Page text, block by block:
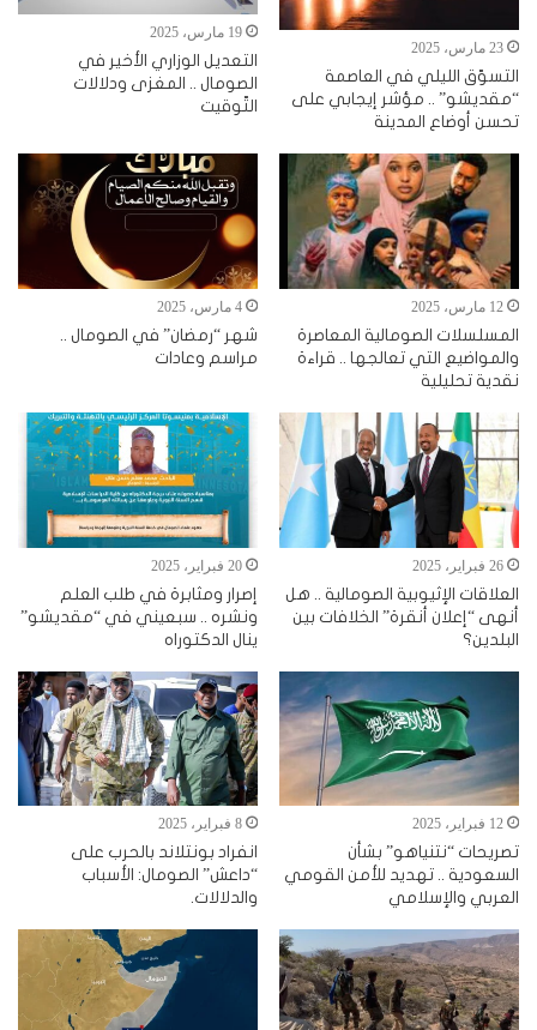
23 مارس، 2025
التسوّق الليلي في العاصمة
“مقديشو” .. مؤشر إيجابي على
تحسن أوضاع المدينة
19 مارس، 2025
التعديل الوزاري الأخير في
الصومال .. المغزى ودلالات
التّوقيت
12 مارس، 2025
المسلسلات الصومالية المعاصرة
والمواضيع التي تعالجها .. قراءة
نقدية تحليلية
4 مارس، 2025
شهر “رمضان” في الصومال ..
مراسم وعادات
26 فبراير، 2025
العلاقات الإثيوبية الصومالية .. هل
أنهى “إعلان أنقرة” الخلافات بين
البلدين؟
20 فبراير، 2025
إصرار ومثابرة في طلب العلم
ونشره .. سبعيني في “مقديشو”
ينال الدكتوراه
12 فبراير، 2025
تصريحات “نتنياهو” بشأن
السعودية .. تهديد للأمن القومي
العربي والإسلامي
8 فبراير، 2025
انفراد بونتلاند بالحرب على
“داعش” الصومال: الأسباب
والدلالات.